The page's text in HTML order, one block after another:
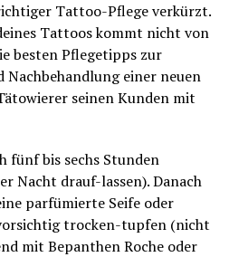
Tattoo-Pflege verkürzt.
Tattoos kommt nicht von
besten Pflegetipps zur
Nachbehandlung einer neuen
seinen Kunden mit
fünf bis sechs Stunden
Nacht drauf-lassen). Danach
parfümierte Seife oder
trocken-tupfen (nicht
mit Bepanthen Roche oder